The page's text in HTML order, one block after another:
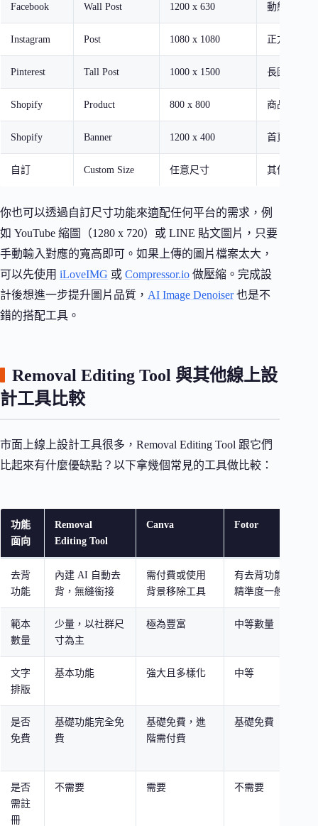
Facebook Wall Post 1200 x 630 動態貼文
Instagram Post 1080 x 1080 正方形貼文
Pinterest Tall Post 1000 x 1500 長圖釘選
Shopify Product 800 x 800 商品主圖
Shopify Banner 1200 x 400 首頁輪播
自訂 Custom Size 任意尺寸 其他平台
你也可以透過自訂尺寸功能來適配任何平台的需求，例
如 YouTube 縮圖（1280 x 720）或 LINE 貼文圖片，只要
手動輸入對應的寬高即可。如果上傳的圖片檔案太大，
可以先使用 iLoveIMG 或 Compressor.io 做壓縮。完成設
計後想進一步提升圖片品質， AI Image Denoiser也是不
錯的搭配工具。
Removal Editing Tool 與其他線上設
計工具比較
市面上線上設計工具很多，Removal Editing Tool 跟它們
比起來有什麼優缺點？以下拿幾個常見的工具做比較：
功能
面向
Removal
Editing Tool
Canva Fotor
去背
功能
內建 AI 自動去
背，無縫銜接
需付費或使用
背景移除工具
有去背功能但
精準度一般
範本
數量
少量，以社群尺
寸為主
極為豐富 中等數量
文字
排版
基本功能 強大且多樣化 中等
是否
免費
基礎功能完全免
費
基礎免費，進
階需付費
基礎免費
是否
需註
冊
不需要 需要 不需要